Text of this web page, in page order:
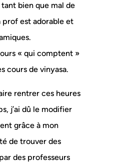
bien que mal de
est adorable et
« qui comptent »
cours de vinyasa.
rentrer ces heures
j’ai dû le modifier
grâce à mon
de trouver des
des professeurs